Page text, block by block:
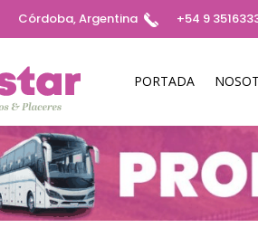
Córdoba, Argentina +54 9
PORTADA